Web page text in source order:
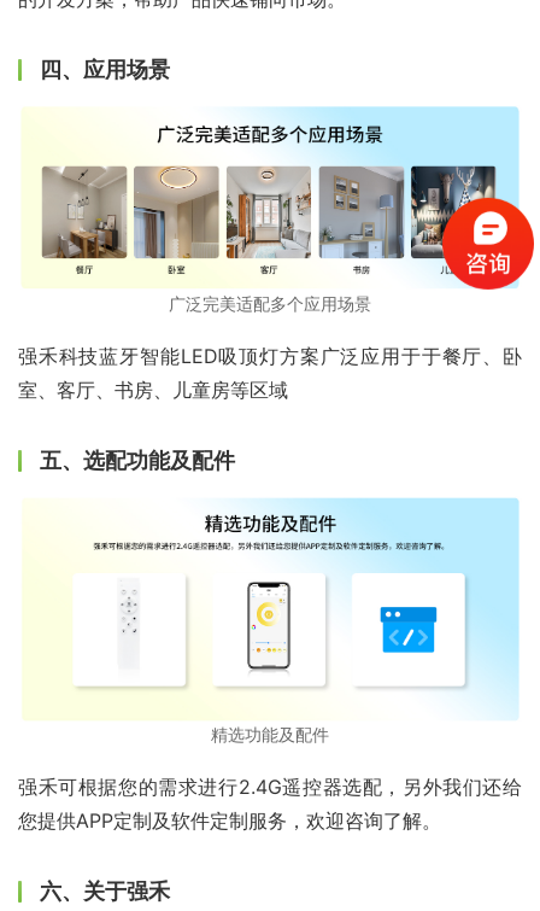
四、应用场景
广泛完美适配多个应用场景
强禾科技蓝牙智能LED吸顶灯方案广泛应用于于餐厅、卧
室、客厅、书房、儿童房等区域
五、选配功能及配件
精选功能及配件
强禾可根据您的需求进行2.4G遥控器选配，另外我们还给
您提供APP定制及软件定制服务，欢迎咨询了解。
六、关于强禾